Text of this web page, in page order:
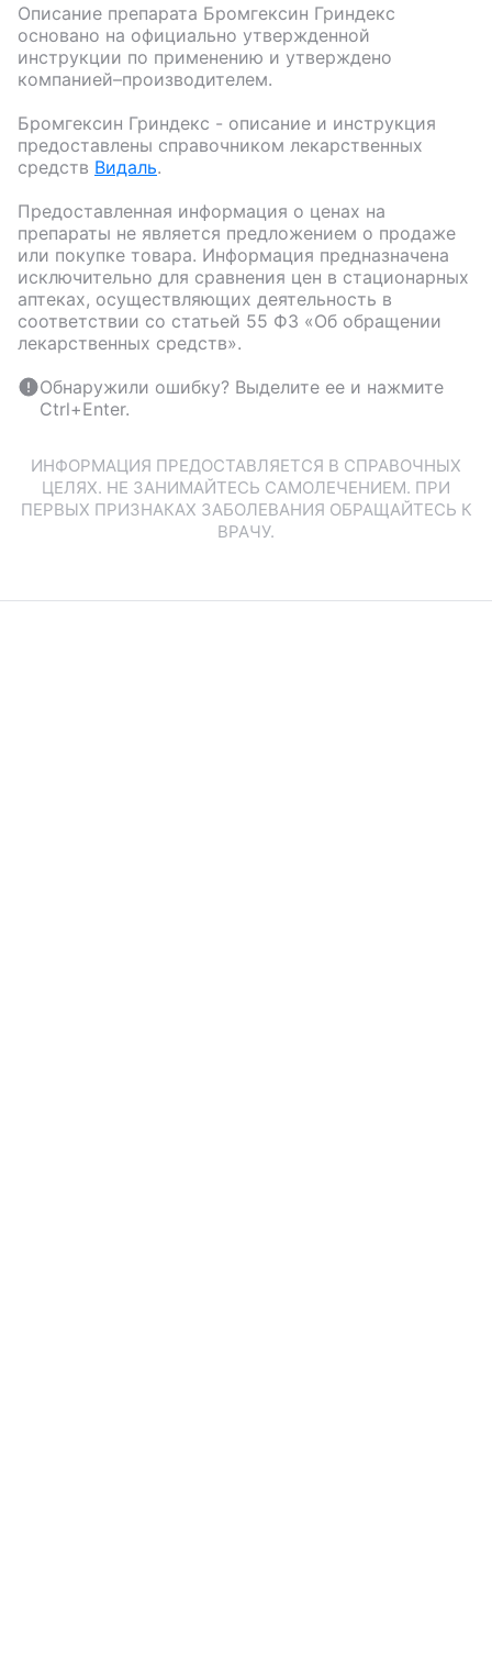
Описание препарата Бромгексин Гриндекс
основано на официально утвержденной
инструкции по применению и утверждено
компанией–производителем.
Бромгексин Гриндекс - описание и инструкция
предоставлены справочником лекарственных
средств Видаль.
Предоставленная информация о ценах на
препараты не является предложением о продаже
или покупке товара. Информация предназначена
исключительно для сравнения цен в стационарных
аптеках, осуществляющих деятельность в
соответствии со статьей 55 ФЗ «Об обращении
лекарственных средств».
Обнаружили ошибку? Выделите ее и нажмите
Ctrl+Enter.
ИНФОРМАЦИЯ ПРЕДОСТАВЛЯЕТСЯ В СПРАВОЧНЫХ
ЦЕЛЯХ. НЕ ЗАНИМАЙТЕСЬ САМОЛЕЧЕНИЕМ. ПРИ
ПЕРВЫХ ПРИЗНАКАХ ЗАБОЛЕВАНИЯ ОБРАЩАЙТЕСЬ К
ВРАЧУ.